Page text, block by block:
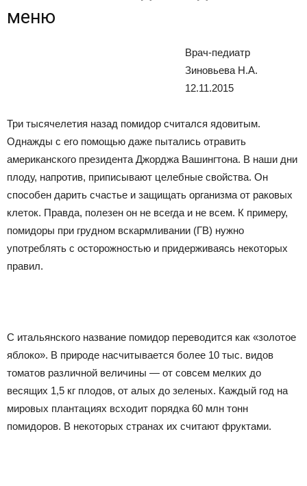
меню
Врач-педиатр
Зиновьева Н.А.
12.11.2015
Три тысячелетия назад помидор считался ядовитым.
Однажды с его помощью даже пытались отравить
американского президента Джорджа Вашингтона. В наши дни
плоду, напротив, приписывают целебные свойства. Он
способен дарить счастье и защищать организма от раковых
клеток. Правда, полезен он не всегда и не всем. К примеру,
помидоры при грудном вскармливании (ГВ) нужно
употреблять с осторожностью и придерживаясь некоторых
правил.
С итальянского название помидор переводится как «золотое
яблоко». В природе насчитывается более 10 тыс. видов
томатов различной величины — от совсем мелких до
весящих 1,5 кг плодов, от алых до зеленых. Каждый год на
мировых плантациях всходит порядка 60 млн тонн
помидоров. В некоторых странах их считают фруктами.